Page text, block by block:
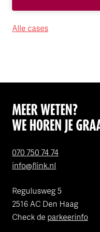
Alle cases
MEER WETEN?
WE HOREN JE
070 750 74 74
info@flink.nl
Regulusweg 5
2516 AC Den Haag
Check de parkeerinfo